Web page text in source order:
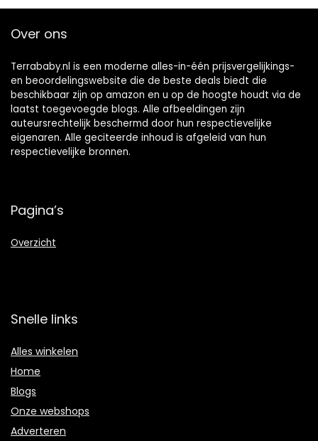
Over ons
Terrababy.nl is een moderne alles-in-één prijsvergelijkings-
en beoordelingswebsite die de beste deals biedt die
beschikbaar zijn op amazon en u op de hoogte houdt via de
laatst toegevoegde blogs. Alle afbeeldingen zijn
auteursrechtelijk beschermd door hun respectievelijke
eigenaren. Alle geciteerde inhoud is afgeleid van hun
respectievelijke bronnen.
Pagina’s
Overzicht
Snelle links
Alles winkelen
Home
Blogs
Onze webshops
Adverteren